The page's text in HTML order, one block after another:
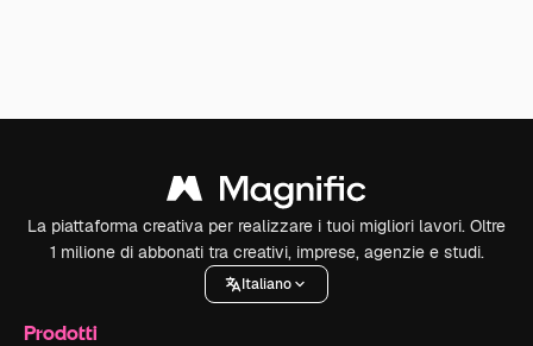
La piattaforma creativa per realizzare i tuoi migliori lavori. Oltre
1 milione di abbonati tra creativi, imprese, agenzie e studi.
Italiano
Prodotti